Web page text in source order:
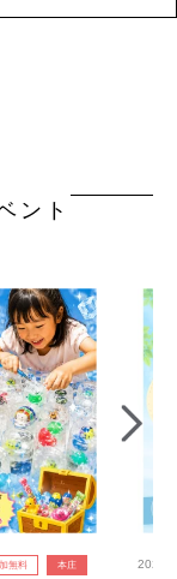
ント
無料 本庄